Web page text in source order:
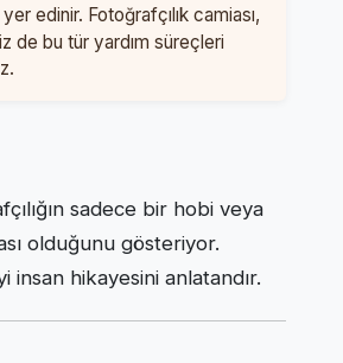
edinir. Fotoğrafçılık camiası,
de bu tür yardım süreçleri
sadece bir hobi veya
olduğunu gösteriyor.
hikayesini anlatandır.